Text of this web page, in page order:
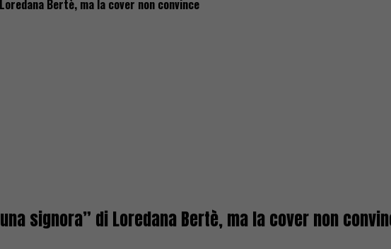
Bertè, ma la cover non convince
signora” di Loredana Bertè, ma la cover non